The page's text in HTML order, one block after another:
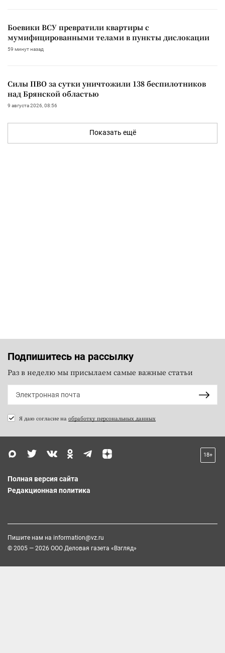
Боевики ВСУ превратили квартиры с
мумифицированными телами в пункты дислокации
59 минут назад
Силы ПВО за сутки уничтожили 138 беспилотников
над Брянской областью
9 августа 2026, 08:56
Показать ещё
Подпишитесь на рассылку
Раз в неделю мы присылаем самые важные статьи
Я даю согласие на обработку персональных данных
18+
Полная версия сайта
Редакционная политика
Пишите нам на information@vz.ru
© 2005 — 2026 ООО Деловая газета «Взгляд»